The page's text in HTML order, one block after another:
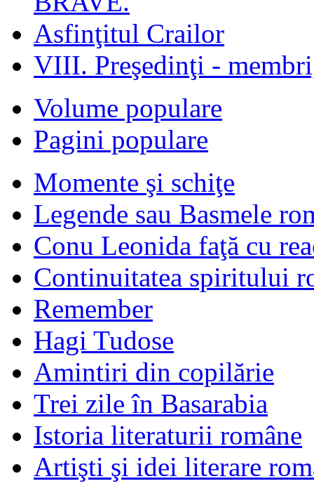
Asfinţitul Crailor
VIII. Preşedinţi -
Volume populare
Pagini populare
Momente şi schiţe
Legende sau Basmele
Conu Leonida faţă cu
Continuitatea spiritului
Remember
Hagi Tudose
Amintiri din copilărie
Trei zile în Basarabia
Istoria literaturii române
Artişti şi idei literare